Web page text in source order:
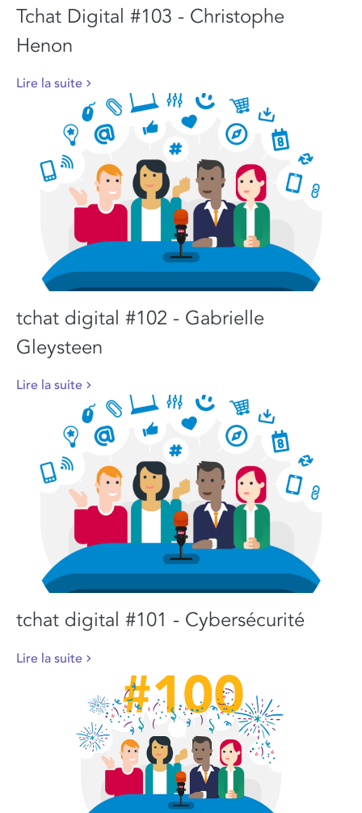
Tchat Digital #103 - Christophe
Henon
Lire la suite
tchat digital #102 - Gabrielle
Gleysteen
Lire la suite
tchat digital #101 - Cybersécurité
Lire la suite